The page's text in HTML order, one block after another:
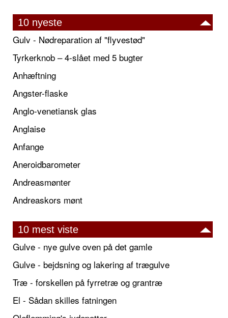
10 nyeste
Gulv - Nødreparation af "flyvestød"
Tyrkerknob – 4-slået med 5 bugter
Anhæftning
Angster-flaske
Anglo-venetiansk glas
Anglaise
Anfange
Aneroidbarometer
Andreasmønter
Andreaskors mønt
10 mest viste
Gulve - nye gulve oven på det gamle
Gulve - bejdsning og lakering af trægulve
Træ - forskellen på fyrretræ og grantræ
El - Sådan skilles fatningen